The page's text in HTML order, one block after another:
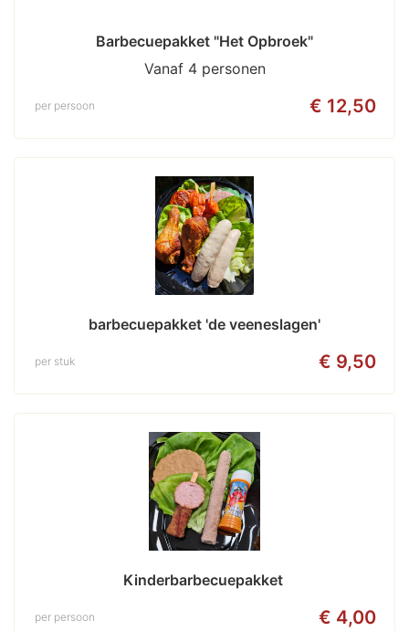
Barbecuepakket "Het Opbroek"
Vanaf 4 personen
€ 12,50
per persoon
barbecuepakket 'de veeneslagen'
€ 9,50
per stuk
Kinderbarbecuepakket
€ 4,00
per persoon